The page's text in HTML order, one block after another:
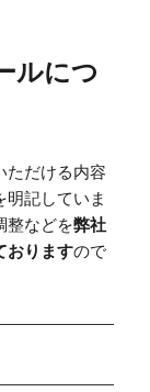
ルにつ
ただける内容
明記していま
整などを弊社
おりますので